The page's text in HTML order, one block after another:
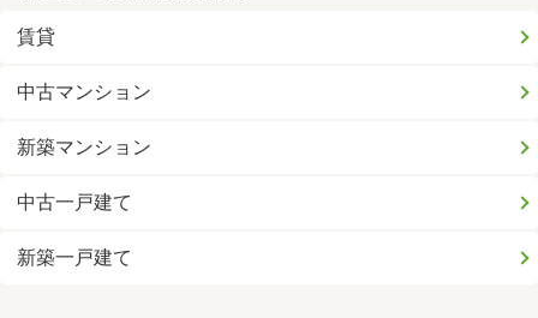
賃貸
中古マンション
新築マンション
中古一戸建て
新築一戸建て